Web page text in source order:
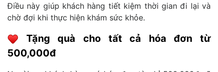
Điều này giúp khách hàng tiết kiệm thời gian đi lại và
chờ đợi khi thực hiện khám sức khỏe.
Tặng quà cho tất cả hóa đơn từ
500,000đ